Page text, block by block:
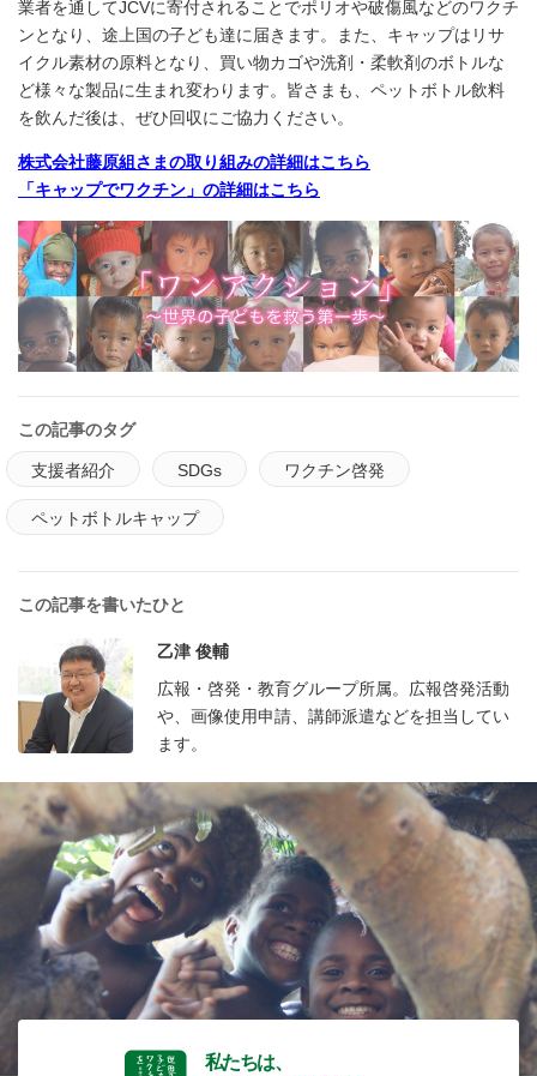
業者を通してJCVに寄付されることでポリオや破傷風などのワクチ
ンとなり、途上国の子ども達に届きます。また、キャップはリサ
イクル素材の原料となり、買い物カゴや洗剤・柔軟剤のボトルな
ど様々な製品に生まれ変わります。皆さまも、ペットボトル飲料
を飲んだ後は、ぜひ回収にご協力ください。
株式会社藤原組さまの取り組みの詳細はこちら
「キャップでワクチン」の詳細はこちら
この記事のタグ
支援者紹介 SDGs ワクチン啓発
ペットボトルキャップ
この記事を書いたひと
乙津 俊輔
広報・啓発・教育グループ所属。広報啓発活動
や、画像使用申請、講師派遣などを担当してい
ます。
私たちは、